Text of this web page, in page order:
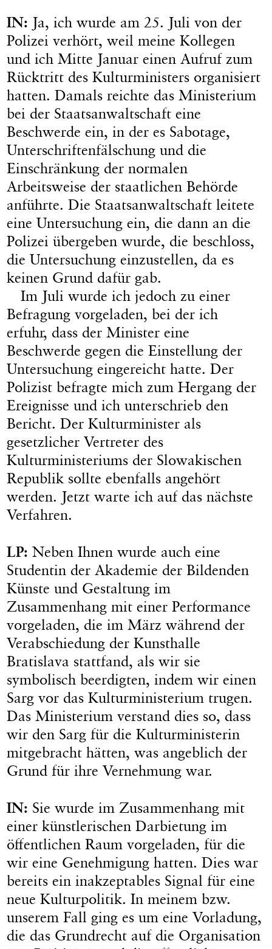
IN: Ja, ich wurde am 25. Juli von der
Polizei verhört, weil meine Kollegen
und ich Mitte Januar einen Aufruf zum
Rücktritt des Kulturministers organisiert
hatten. Damals reichte das Ministerium
bei der Staatsanwaltschaft eine
Beschwerde ein, in der es Sabotage,
Unterschriftenfälschung und die
Einschränkung der normalen
Arbeitsweise der staatlichen Behörde
anführte. Die Staatsanwaltschaft leitete
eine Untersuchung ein, die dann an die
Polizei übergeben wurde, die beschloss,
die Untersuchung einzustellen, da es
keinen Grund dafür gab.
Im Juli wurde ich jedoch zu einer
Befragung vorgeladen, bei der ich
erfuhr, dass der Minister eine
Beschwerde gegen die Einstellung der
Untersuchung eingereicht hatte. Der
Polizist befragte mich zum Hergang der
Ereignisse und ich unterschrieb den
Bericht. Der Kulturminister als
gesetzlicher Vertreter des
Kulturministeriums der Slowakischen
Republik sollte ebenfalls angehört
werden. Jetzt warte ich auf das nächste
Verfahren.
LP:Neben Ihnen wurde auch eine
Studentin der Akademie der Bildenden
Künste und Gestaltung im
Zusammenhang mit einer Performance
vorgeladen, die im März während der
Verabschiedung der Kunsthalle
Bratislava stattfand, als wir sie
symbolisch beerdigten, indem wir einen
Sarg vor das Kulturministerium trugen.
Das Ministerium verstand dies so, dass
wir den Sarg für die Kulturministerin
mitgebracht hätten, was angeblich der
Grund für ihre Vernehmung war.
IN: Sie wurde im Zusammenhang mit
einer künstlerischen Darbietung im
öffentlichen Raum vorgeladen, für die
wir eine Genehmigung hatten. Dies war
bereits ein inakzeptables Signal für eine
neue Kulturpolitik. In meinem bzw.
unserem Fall ging es um eine Vorladung,
die das Grundrecht auf die Organisation